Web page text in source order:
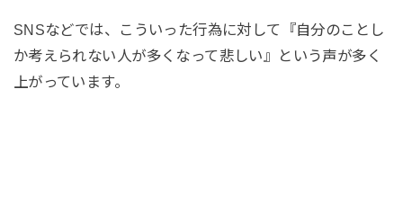
SNSなどでは、こういった行為に対して『自分のことし
か考えられない人が多くなって悲しい』という声が多く
上がっています。